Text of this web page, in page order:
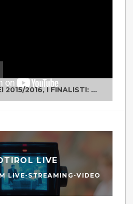
UNO TWO DREI 2015/2016, I FINALISTI: CLASSE IV ALS ISTITUTO "DEGASPERI" BORGO VALSUGANA
LIVE
LIVE-STREAMING-VIDEO